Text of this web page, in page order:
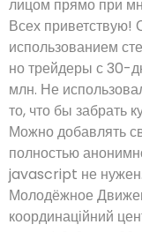
лицом прямо при
Всех приветствую!
использованием
но трейдеры с 30-
млн. Не
то, что бы забрать
Можно добавлять
полностью
javascript не
Молодёжное
координаційний